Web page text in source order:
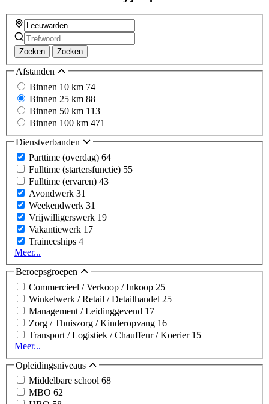
Zoeken Zoeken
Afstanden
Binnen 10 km 74
Binnen 25 km 88
Binnen 50 km 113
Binnen 100 km 471
Dienstverbanden
Parttime (overdag) 64
Fulltime (startersfunctie) 55
Fulltime (ervaren) 43
Avondwerk 31
Weekendwerk 31
Vrijwilligerswerk 19
Vakantiewerk 17
Traineeships 4
Meer...
Beroepsgroepen
Commercieel / Verkoop / Inkoop 25
Winkelwerk / Retail / Detailhandel 25
Management / Leidinggevend 17
Zorg / Thuiszorg / Kinderopvang 16
Transport / Logistiek / Chauffeur / Koerier 15
Meer...
Opleidingsniveaus
Middelbare school 68
MBO 62